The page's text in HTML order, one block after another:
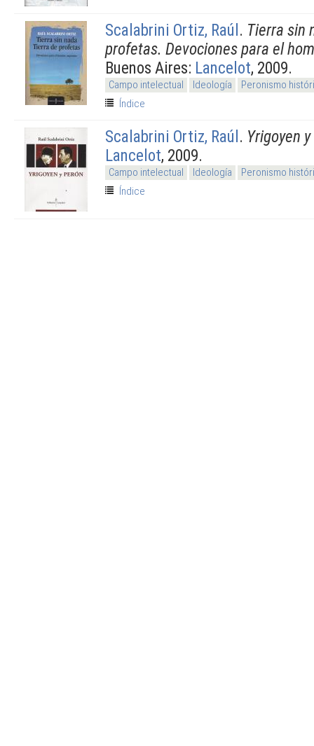
Scalabrini Ortiz, Raúl. Tierra sin
profetas. Devociones para el
Buenos Aires: Lancelot, 2009.
Campo intelectual Ideología
Peronismo
Índice
Scalabrini Ortiz, Raúl. Yrigoyen
Lancelot, 2009.
Campo intelectual Ideología
Peronismo
Índice